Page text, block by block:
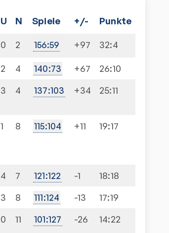
U N Spiele +/- Punkte
0 2 156:59 +97 32:4
2 4 140:73 +67 26:10
3 4 137:103 +34 25:11
1 8 115:104 +11 19:17
4 7 121:122 -1 18:18
3 8 111:124 -13 17:19
0 11 101:127 -26 14:22